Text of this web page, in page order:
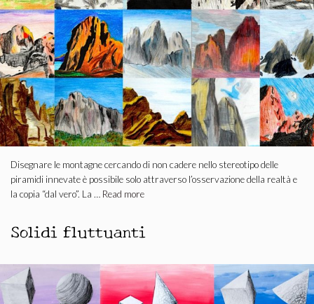
Disegnare le montagne cercando di non cadere nello stereotipo delle
piramidi innevate è possibile solo attraverso l’osservazione della realtà e
la copia “dal vero”. La … Read more
Solidi fluttuanti